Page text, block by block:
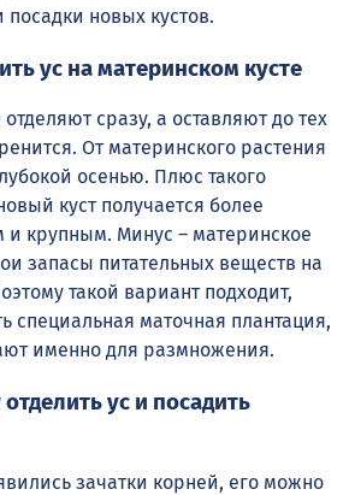
новых кустов.
ус на материнском кусте
сразу, а оставляют до тех
От материнского растения
осенью. Плюс такого
куст получается более
крупным. Минус – материнское
запасы питательных веществ на
такой вариант подходит,
специальная маточная плантация,
именно для размножения.
ус и посадить
зачатки корней, его можно